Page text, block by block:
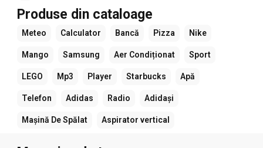
Produse din cataloage
Meteo Calculator Bancă Pizza Nike
Mango Samsung Aer Condiționat Sport
LEGO Mp3 Player Starbucks Apă
Telefon Adidas Radio Adidași
Mașină De Spălat Aspirator vertical